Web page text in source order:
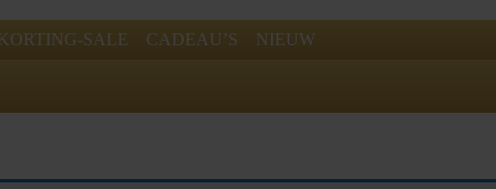
SALE CADEAU’S NIEUW